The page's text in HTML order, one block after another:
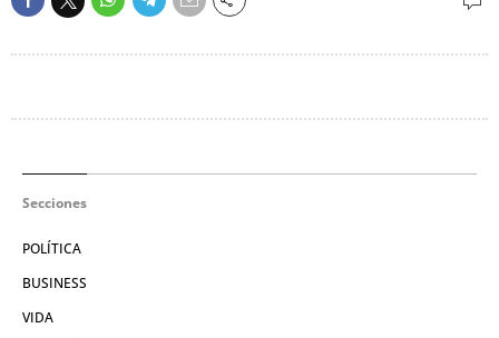
Secciones
POLÍTICA
BUSINESS
VIDA